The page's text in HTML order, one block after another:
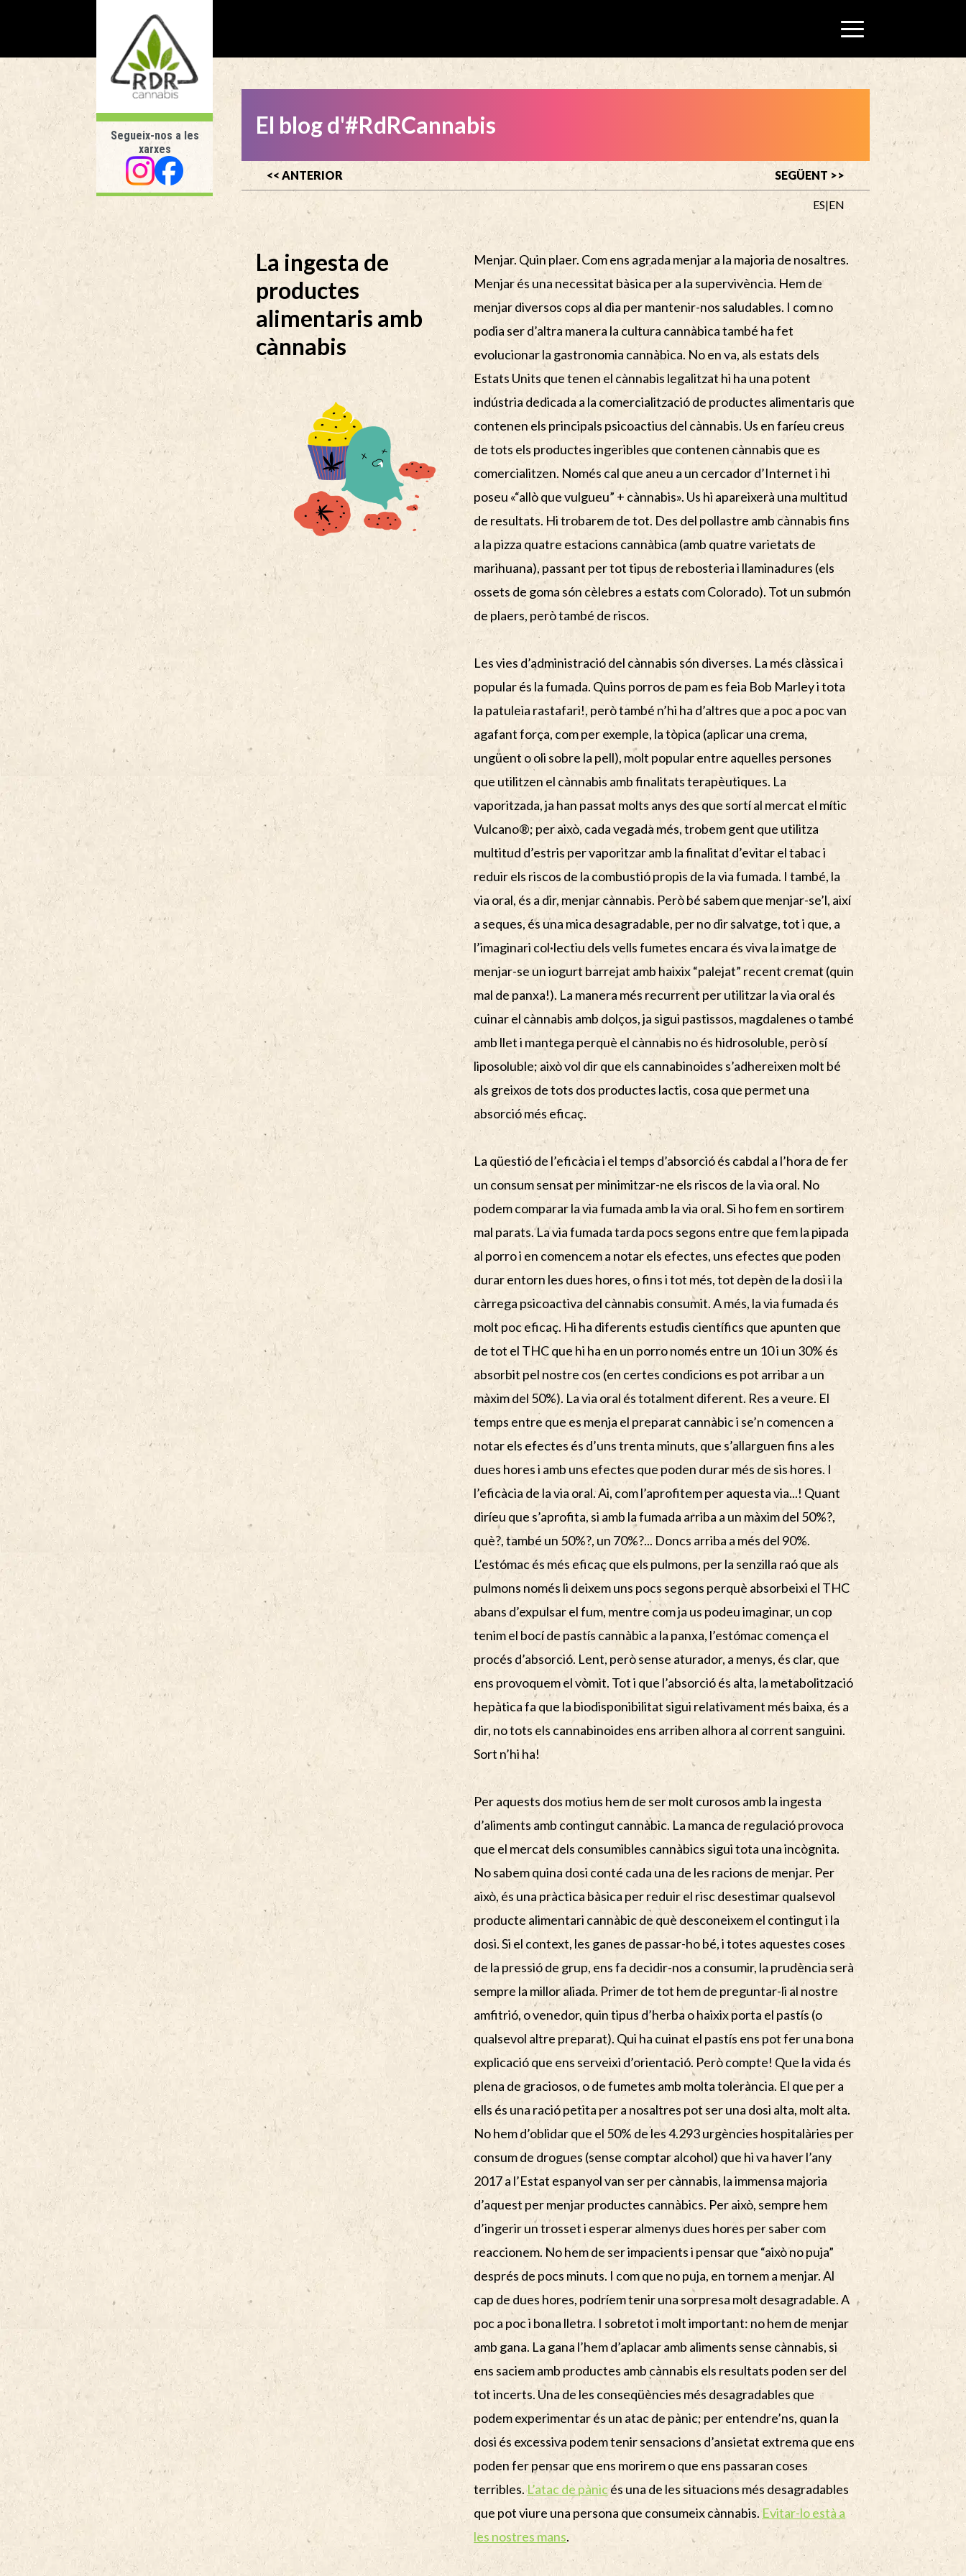
Segueix-nos a les
xarxes
El blog d'#RdRCannabis
<< ANTERIOR SEGÜENT >>
ES|EN
La ingesta de
productes
alimentaris amb
cànnabis
Menjar. Quin plaer. Com ens agrada menjar a la majoria de nosaltres.
Menjar és una necessitat bàsica per a la supervivència. Hem de
menjar diversos cops al dia per mantenir-nos saludables. I com no
podia ser d’altra manera la cultura cannàbica també ha fet
evolucionar la gastronomia cannàbica. No en va, als estats dels
Estats Units que tenen el cànnabis legalitzat hi ha una potent
indústria dedicada a la comercialització de productes alimentaris que
contenen els principals psicoactius del cànnabis. Us en faríeu creus
de tots els productes ingeribles que contenen cànnabis que es
comercialitzen. Només cal que aneu a un cercador d’Internet i hi
poseu «“allò que vulgueu” + cànnabis». Us hi apareixerà una multitud
de resultats. Hi trobarem de tot. Des del pollastre amb cànnabis fins
a la pizza quatre estacions cannàbica (amb quatre varietats de
marihuana), passant per tot tipus de rebosteria i llaminadures (els
ossets de goma són cèlebres a estats com Colorado). Tot un submón
de plaers, però també de riscos.
Les vies d’administració del cànnabis són diverses. La més clàssica i
popular és la fumada. Quins porros de pam es feia Bob Marley i tota
la patuleia rastafari!, però també n’hi ha d’altres que a poc a poc van
agafant força, com per exemple, la tòpica (aplicar una crema,
ungüent o oli sobre la pell), molt popular entre aquelles persones
que utilitzen el cànnabis amb finalitats terapèutiques. La
vaporitzada, ja han passat molts anys des que sortí al mercat el mític
Vulcano®; per això, cada vegada més, trobem gent que utilitza
multitud d’estris per vaporitzar amb la finalitat d’evitar el tabac i
reduir els riscos de la combustió propis de la via fumada. I també, la
via oral, és a dir, menjar cànnabis. Però bé sabem que menjar-se’l, així
a seques, és una mica desagradable, per no dir salvatge, tot i que, a
l’imaginari col·lectiu dels vells fumetes encara és viva la imatge de
menjar-se un iogurt barrejat amb haixix “palejat” recent cremat (quin
mal de panxa!). La manera més recurrent per utilitzar la via oral és
cuinar el cànnabis amb dolços, ja sigui pastissos, magdalenes o també
amb llet i mantega perquè el cànnabis no és hidrosoluble, però sí
liposoluble; això vol dir que els cannabinoides s’adhereixen molt bé
als greixos de tots dos productes lactis, cosa que permet una
absorció més eficaç.
La qüestió de l’eficàcia i el temps d’absorció és cabdal a l’hora de fer
un consum sensat per minimitzar-ne els riscos de la via oral. No
podem comparar la via fumada amb la via oral. Si ho fem en sortirem
mal parats. La via fumada tarda pocs segons entre que fem la pipada
al porro i en comencem a notar els efectes, uns efectes que poden
durar entorn les dues hores, o fins i tot més, tot depèn de la dosi i la
càrrega psicoactiva del cànnabis consumit. A més, la via fumada és
molt poc eficaç. Hi ha diferents estudis científics que apunten que
de tot el THC que hi ha en un porro només entre un 10 i un 30% és
absorbit pel nostre cos (en certes condicions es pot arribar a un
màxim del 50%). La via oral és totalment diferent. Res a veure. El
temps entre que es menja el preparat cannàbic i se’n comencen a
notar els efectes és d’uns trenta minuts, que s’allarguen fins a les
dues hores i amb uns efectes que poden durar més de sis hores. I
l’eficàcia de la via oral. Ai, com l’aprofitem per aquesta via...! Quant
diríeu que s’aprofita, si amb la fumada arriba a un màxim del 50%?,
què?, també un 50%?, un 70%?... Doncs arriba a més del 90%.
L’estómac és més eficaç que els pulmons, per la senzilla raó que als
pulmons només li deixem uns pocs segons perquè absorbeixi el THC
abans d’expulsar el fum, mentre com ja us podeu imaginar, un cop
tenim el bocí de pastís cannàbic a la panxa, l’estómac comença el
procés d’absorció. Lent, però sense aturador, a menys, és clar, que
ens provoquem el vòmit. Tot i que l’absorció és alta, la metabolització
hepàtica fa que la biodisponibilitat sigui relativament més baixa, és a
dir, no tots els cannabinoides ens arriben alhora al corrent sanguini.
Sort n’hi ha!
Per aquests dos motius hem de ser molt curosos amb la ingesta
d’aliments amb contingut cannàbic. La manca de regulació provoca
que el mercat dels consumibles cannàbics sigui tota una incògnita.
No sabem quina dosi conté cada una de les racions de menjar. Per
això, és una pràctica bàsica per reduir el risc desestimar qualsevol
producte alimentari cannàbic de què desconeixem el contingut i la
dosi. Si el context, les ganes de passar-ho bé, i totes aquestes coses
de la pressió de grup, ens fa decidir-nos a consumir, la prudència serà
sempre la millor aliada. Primer de tot hem de preguntar-li al nostre
amfitrió, o venedor, quin tipus d’herba o haixix porta el pastís (o
qualsevol altre preparat). Qui ha cuinat el pastís ens pot fer una bona
explicació que ens serveixi d’orientació. Però compte! Que la vida és
plena de graciosos, o de fumetes amb molta tolerància. El que per a
ells és una ració petita per a nosaltres pot ser una dosi alta, molt alta.
No hem d’oblidar que el 50% de les 4.293 urgències hospitalàries per
consum de drogues (sense comptar alcohol) que hi va haver l’any
2017 a l’Estat espanyol van ser per cànnabis, la immensa majoria
d’aquest per menjar productes cannàbics. Per això, sempre hem
d’ingerir un trosset i esperar almenys dues hores per saber com
reaccionem. No hem de ser impacients i pensar que “això no puja”
després de pocs minuts. I com que no puja, en tornem a menjar. Al
cap de dues hores, podríem tenir una sorpresa molt desagradable. A
poc a poc i bona lletra. I sobretot i molt important: no hem de menjar
amb gana. La gana l’hem d’aplacar amb aliments sense cànnabis, si
ens saciem amb productes amb cànnabis els resultats poden ser del
tot incerts. Una de les conseqüències més desagradables que
podem experimentar és un atac de pànic; per entendre’ns, quan la
dosi és excessiva podem tenir sensacions d’ansietat extrema que ens
poden fer pensar que ens morirem o que ens passaran coses
terribles.L’atac de pànicés una de les situacions més desagradables
que pot viure una persona que consumeix cànnabis. Evitar-lo està a
les nostres mans.